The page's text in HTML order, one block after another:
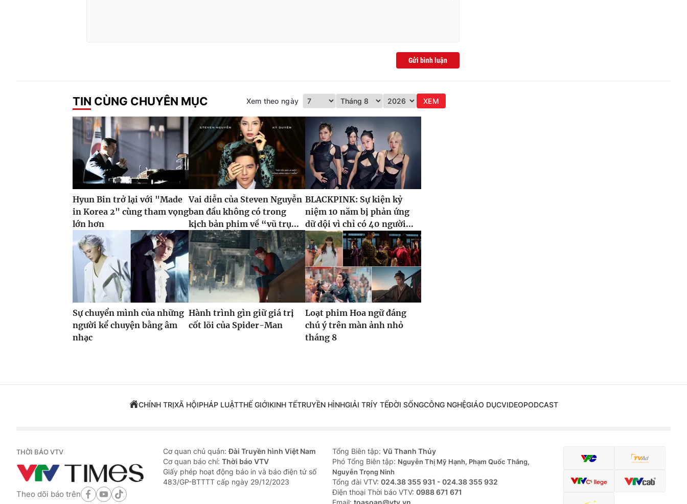
Gửi bình luận
TIN CÙNG CHUYÊN MỤC Xem theo ngày XEM
Hyun Bin trở lại với "Made
in Korea 2" cùng tham vọng
lớn hơn
Vai diễn của Steven Nguyễn
ban đầu không có trong
kịch bản phim về “vũ trụ...
BLACKPINK: Sự kiện kỷ
niệm 10 năm bị phản ứng
dữ dội vì chỉ có 40 người...
Sự chuyển mình của những
người kể chuyện bằng âm
nhạc
Hành trình gìn giữ giá trị
cốt lõi của Spider-Man
Loạt phim Hoa ngữ đáng
chú ý trên màn ảnh nhỏ
tháng 8
CHÍNH TRỊXÃ HỘIPHÁP LUẬTTHẾ GIỚIKINH TẾTRUYỀN HÌNHGIẢI TRÍY TẾĐỜI SỐNGCÔNG NGHỆGIÁO DỤCVIDEOPODCAST
THỜI BÁO VTV
Theo dõi báo trên
Cơ quan chủ quản:Đài Truyền hình Việt Nam
Cơ quan báo chí: Thời báo VTV
Giấy phép hoạt động báo in và báo điện tử số
483/GP-BTTTT cấp ngày 29/12/2023
Tổng Biên tập: Vũ Thanh Thủy
Phó Tổng Biên tập: Nguyễn Thị Mỹ Hạnh, Phạm Quốc Thắng,
Nguyễn Trọng Ninh
Tổng đài VTV: 024.38 355 931 - 024.38 355 932
Ðiện thoại Thời báo VTV: 0988 671 671